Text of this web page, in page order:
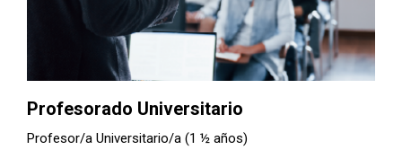
Profesorado Universitario
Profesor/a Universitario/a (1 ½ años)